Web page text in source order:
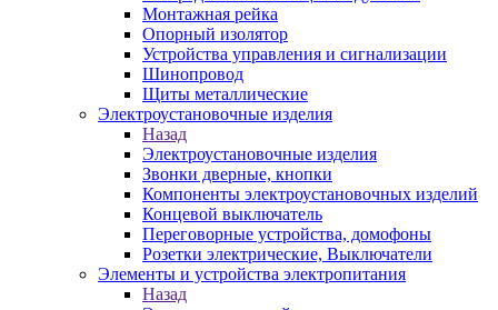
Монтажная рейка
Опорный изолятор
Устройства управления и сигнализации
Шинопровод
Щиты металлические
Электроустановочные изделия
Назад
Электроустановочные изделия
Звонки дверные, кнопки
Компоненты электроустановочных изделий
Концевой выключатель
Переговорные устройства, домофоны
Розетки электрические, Выключатели
Элементы и устройства электропитания
Назад